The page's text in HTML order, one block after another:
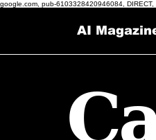
google.com, pub-6103328420946084,
AI